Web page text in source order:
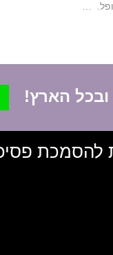
…
ובכל הארץ!
להסמכת